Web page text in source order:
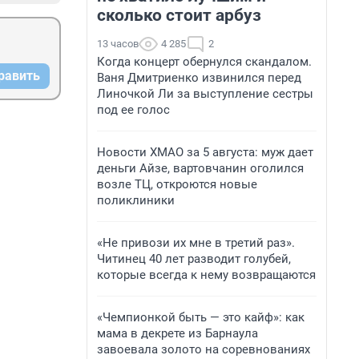
сколько стоит арбуз
13 часов 4 285 2
Когда концерт обернулся скандалом.
Ваня Дмитриенко извинился перед
Линочкой Ли за выступление сестры
под ее голос
Новости ХМАО за 5 августа: муж дает
деньги Айзе, вартовчанин оголился
возле ТЦ, откроются новые
поликлиники
«Не привози их мне в третий раз».
Читинец 40 лет разводит голубей,
которые всегда к нему возвращаются
«Чемпионкой быть — это кайф»: как
мама в декрете из Барнаула
завоевала золото на соревнованиях